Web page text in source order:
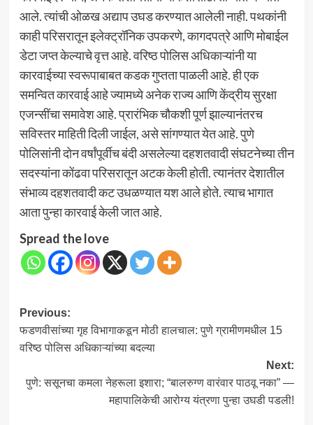
आले. त्यांची ओळख अद्याप उघड करण्यात आलेली नाही. पथकांनी
काही परिसरातून इलेक्ट्रॉनिक उपकरणे, कागदपत्रे आणि मोबाईल
डेटा जप्त केल्याचे वृत्त आहे. वरिष्ठ पोलिस अधिकाऱ्यांनी या
कारवाईच्या स्वरूपाबाबत कडक गुप्तता पाळली आहे. ही एक
समन्वित कारवाई आहे ज्यामध्ये अनेक राज्य आणि केंद्रीय सुरक्षा
एजन्सींचा समावेश आहे. प्रारंभिक चौकशी पूर्ण झाल्यानंतरच
सविस्तर माहिती दिली जाईल, असे सांगण्यात येत आहे. पुणे
पोलिसांनी दोन वर्षांपूर्वीच बंदी असलेल्या दहशतवादी संघटनेच्या तीन
सदस्यांना कोंढवा परिसरातून अटक केली होती. त्यानंतर देशातील
संभाव्य दहशतवादी कट उधळण्यात यश आले होते. त्याच भागात
आता पुन्हा कारवाई केली जात आहे.
Spread the love
Post
navigation
Previous:
फडणवीसांच्या गृह विभागाकडून मोठी हालचाल: पुणे ग्रामीणमधील 15
वरिष्ठ पोलिस अधिकाऱ्यांच्या बदल्या
Next:
पुणे: ससूनचा कमला नेहरूला इशारा; “बालरुग्ण वारंवार पाठवू नका” —
महापालिकेची आरोग्य यंत्रणा पुन्हा उघडी पडली!